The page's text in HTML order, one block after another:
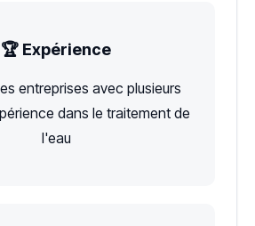
🏆 Expérience
entreprises avec plusieurs
dans le traitement de
l'eau